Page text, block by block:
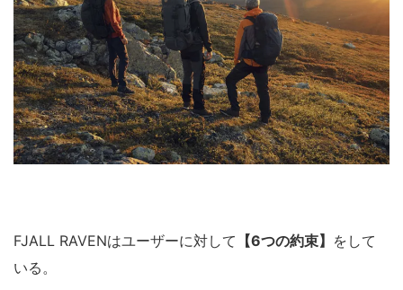
FJALL RAVENはユーザーに対して 【6つの約束】 をして
いる。